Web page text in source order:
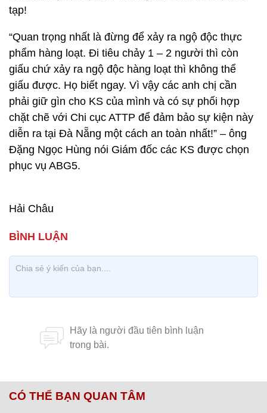
tạp!
“Quan trọng nhất là đừng để xảy ra ngộ độc thực
phẩm hàng loạt. Đi tiêu chảy 1 – 2 người thì còn
giấu chứ xảy ra ngộ độc hàng loạt thì không thể
giấu được. Họ biết ngay. Vì vậy các anh chị cần
phải giữ gìn cho KS của mình và có sự phối hợp
chặt chẽ với Chi cục ATTP để đảm bảo sự kiện này
diễn ra tại Đà Nẵng một cách an toàn nhất!” – ông
Đặng Ngọc Hùng nói Giám đốc các KS được chọn
phục vụ ABG5.
Hải Châu
CÓ THỂ BẠN QUAN TÂM